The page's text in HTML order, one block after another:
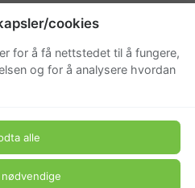
cookies
for å få nettstedet til å fungere,
og for å analysere hvordan
alle